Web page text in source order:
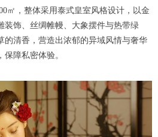
，整体采用泰式皇室风格设计，以金
装饰、丝绸帷幔、大象摆件与热带绿
的清香，营造出浓郁的异域风情与奢华
障私密体验。